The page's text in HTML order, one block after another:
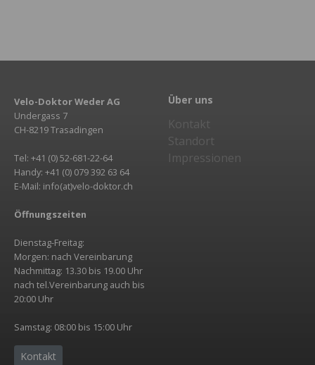
Velo-Doktor Weder AG
Undergass 7
CH-8219 Trasadingen
Tel: +41 (0) 52-681-22-64
Handy: +41 (0) 079 392 63 64
E-Mail: info(at)velo-doktor.ch
Öffnungszeiten
Dienstag-Freitag:
Morgen: nach Vereinbarung
Nachmittag: 13.30 bis 19.00 Uhr
nach tel.Vereinbarung auch bis
20:00 Uhr
Samstag: 08:00 bis 15:00 Uhr
Kontakt
Über uns
Kontakt
Standort
Impressionen